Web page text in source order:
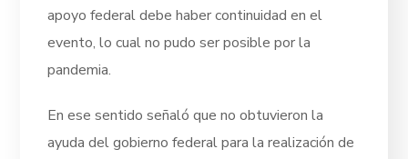
apoyo federal debe haber continuidad en el
evento, lo cual no pudo ser posible por la
pandemia.
En ese sentido señaló que no obtuvieron la
ayuda del gobierno federal para la realización de